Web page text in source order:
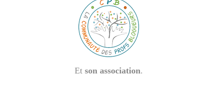
Et son association.